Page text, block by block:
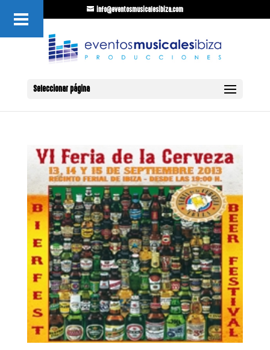
info@eventosmusicalesibiza.com
Seleccionar página